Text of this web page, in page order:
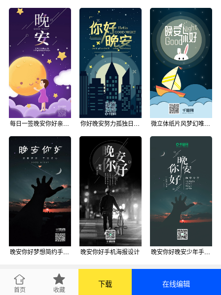
首页 收藏
下载 在线编辑
每日一签晚安你好亲吻夜晚手机海报 你好晚安努力孤独日签手机海报 微立体纸片风梦幻唯美晚安你好手机海报用图
晚安你好梦想简约手机海报 晚安你好手机海报设计 晚安你好晚安少年手机海报